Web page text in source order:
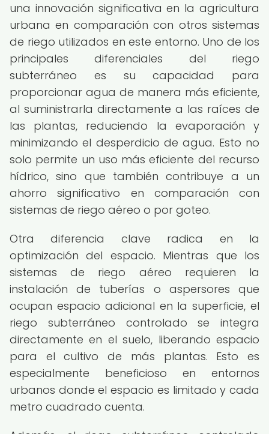
una innovación significativa en la agricultura
urbana en comparación con otros sistemas
de riego utilizados en este entorno. Uno de los
principales diferenciales del riego
subterráneo es su capacidad para
proporcionar agua de manera más eficiente,
al suministrarla directamente a las raíces de
las plantas, reduciendo la evaporación y
minimizando el desperdicio de agua. Esto no
solo permite un uso más eficiente del recurso
hídrico, sino que también contribuye a un
ahorro significativo en comparación con
sistemas de riego aéreo o por goteo.
Otra diferencia clave radica en la
optimización del espacio. Mientras que los
sistemas de riego aéreo requieren la
instalación de tuberías o aspersores que
ocupan espacio adicional en la superficie, el
riego subterráneo controlado se integra
directamente en el suelo, liberando espacio
para el cultivo de más plantas. Esto es
especialmente beneficioso en entornos
urbanos donde el espacio es limitado y cada
metro cuadrado cuenta.